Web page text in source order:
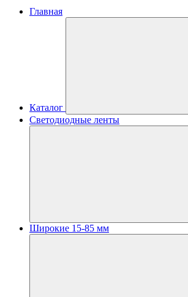
Главная
Каталог
Светодиодные ленты
Широкие 15-85 мм